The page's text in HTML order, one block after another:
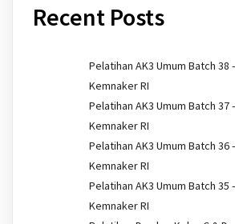
Recent Posts
Pelatihan AK3 Umum Batch
Kemnaker RI
Pelatihan AK3 Umum Batch
Kemnaker RI
Pelatihan AK3 Umum Batch
Kemnaker RI
Pelatihan AK3 Umum Batch
Kemnaker RI